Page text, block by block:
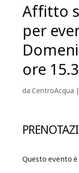
Affitto
per
ore
daCentroAcqua |
Questo evento